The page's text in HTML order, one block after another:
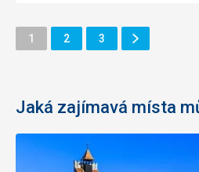
Stránka
1 Stránka
2 Stránka
3
Další
Stránka
Jaká zajímavá místa